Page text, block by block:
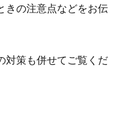
きの注意点などをお伝
対策も併せてご覧くだ